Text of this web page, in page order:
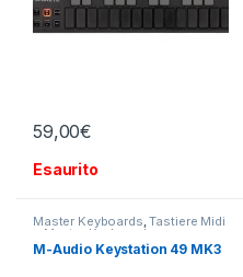
59,00€
Esaurito
Master Keyboards,Tastiere Midi
e Master Keyboard
M-Audio Keystation 49 MK3